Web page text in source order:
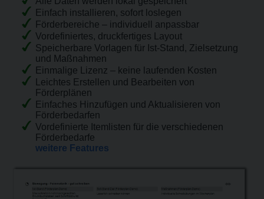
Einfach installieren, sofort loslegen
Förderbereiche – individuell anpassbar
Vordefiniertes, druckfertiges Layout
Speicherbare Vorlagen für Ist-Stand, Zielsetzung
und Maßnahmen
Einmalige Lizenz – keine laufenden Kosten
Leichtes Erstellen und Bearbeiten von
Förderplänen
Einfaches Hinzufügen und Aktualisieren von
Förderbedarfen
Vordefinierte Itemlisten für die verschiedenen
Förderbedarfe
weitere Features